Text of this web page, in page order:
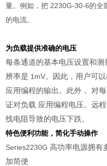
量。例如，把 2230G-30-6的全
的电流。
为负载提供准确的电压
每条通道的基本电压设置和测
辨率是 1mV。因此，用户可
应用编程的输出。此外， 对
证对负载 应用编程电压。远
线电阻导致的电压下跌。
特色便利功能，简化手动操作
Series2230G高功率电源拥有
加简便